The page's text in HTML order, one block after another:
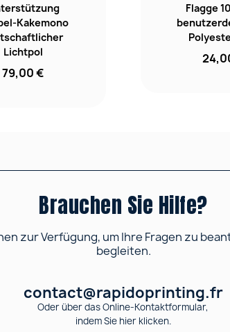
Kakemono
Lichtpol
79,00 €
Flagge
Brauchen Sie Hilfe?
zur Verfügung, um Ihre Fragen zu
begleiten.
contact@rapidoprinting.fr
Oder über das Online-Kontaktformular,
indem Sie hier klicken.